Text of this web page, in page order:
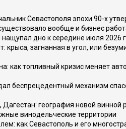
Севастополя эпохи 90-х
вообще и бизнес
дно к середине июля 2026
крыса, загнанная в угол, или
как топливный кризис меняет
беспрецедентный механизм
география новой винной
винодельческие территории
как Севастополь и его